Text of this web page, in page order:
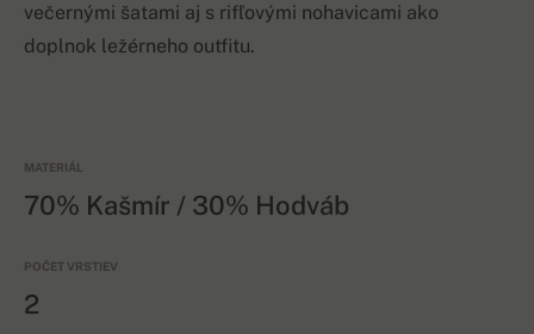
večernými šatami aj s rifľovými nohavicami ako
doplnok ležérneho outfitu.
MATERIÁL
70% Kašmír / 30% Hodváb
POČET VRSTIEV
2